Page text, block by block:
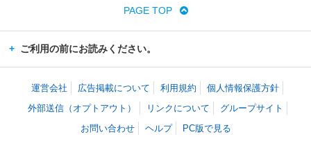
PAGE TOP
ご利用の前にお読みください。
運営会社 広告掲載について 利用規約
個人情報保護方針
外部送信（オプトアウト）
リンクについて
グループサイト
お問い合わせ
ヘルプ PC版で見る